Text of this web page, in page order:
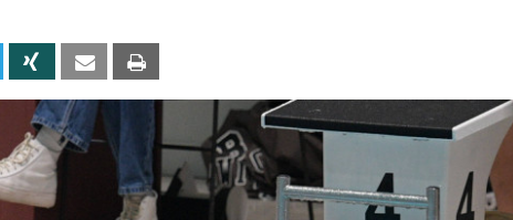
Linkedin Xing Email